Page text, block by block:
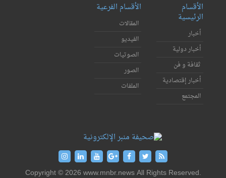
الأقسام
الرئيسية
أخبار
أخبار دولية
ثقافة و فن
أخبار إقتصادية
المجتمع
الأقسام الفرعية
المقالات
الفيديو
الصوتيات
الصور
الملفات
Copyright © 2026 www.mnbr.news All Rights Reserved.